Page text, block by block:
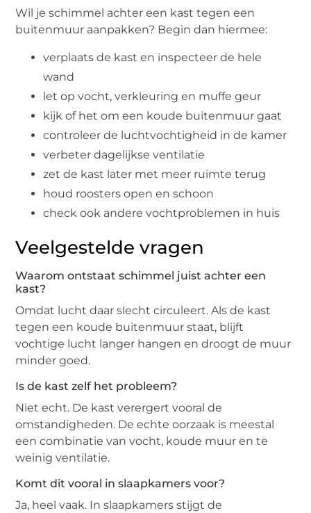
Wil je schimmel achter een kast tegen een
buitenmuur aanpakken? Begin dan hiermee:
verplaats de kast en inspecteer de hele
wand
let op vocht, verkleuring en muffe geur
kijk of het om een koude buitenmuur gaat
controleer de luchtvochtigheid in de kamer
verbeter dagelijkse ventilatie
zet de kast later met meer ruimte terug
houd roosters open en schoon
check ook andere vochtproblemen in huis
Veelgestelde vragen
Waarom ontstaat schimmel juist achter een
kast?
Omdat lucht daar slecht circuleert. Als de kast
tegen een koude buitenmuur staat, blijft
vochtige lucht langer hangen en droogt de muur
minder goed.
Is de kast zelf het probleem?
Niet echt. De kast verergert vooral de
omstandigheden. De echte oorzaak is meestal
een combinatie van vocht, koude muur en te
weinig ventilatie.
Komt dit vooral in slaapkamers voor?
Ja, heel vaak. In slaapkamers stijgt de